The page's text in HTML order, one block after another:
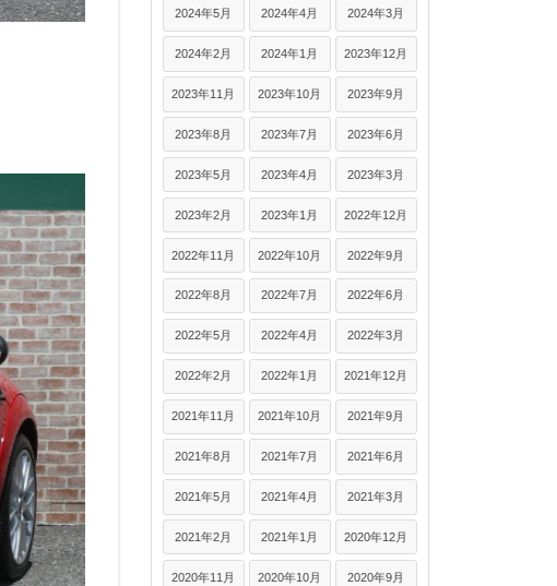
2024年5月 2024年4月 2024年3月
2024年2月 2024年1月 2023年12月
2023年11月 2023年10月 2023年9月
2023年8月 2023年7月 2023年6月
2023年5月 2023年4月 2023年3月
2023年2月 2023年1月 2022年12月
2022年11月 2022年10月 2022年9月
2022年8月 2022年7月 2022年6月
2022年5月 2022年4月 2022年3月
2022年2月 2022年1月 2021年12月
2021年11月 2021年10月 2021年9月
2021年8月 2021年7月 2021年6月
2021年5月 2021年4月 2021年3月
2021年2月 2021年1月 2020年12月
2020年11月 2020年10月 2020年9月